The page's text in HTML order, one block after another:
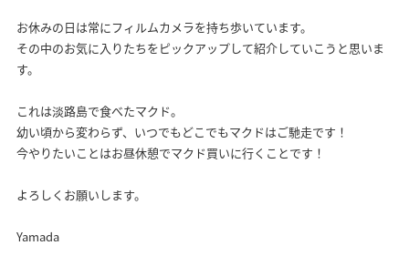
お休みの日は常にフィルムカメラを持ち歩いています。
その中のお気に入りたちをピックアップして紹介していこうと思いま
す。
これは淡路島で食べたマクド。
幼い頃から変わらず、いつでもどこでもマクドはご馳走です！
今やりたいことはお昼休憩でマクド買いに行くことです！
よろしくお願いします。
Yamada